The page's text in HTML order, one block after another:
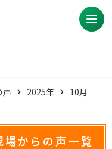
声 2025年 10月
からの声一覧